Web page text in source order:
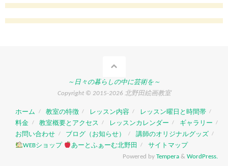
～日々の暮らしの中に芸術を～
Copyright © 2015-2026 北野田絵画教室
ホーム 教室の特徴 レッスン内容
レッスン曜日と時間帯
料金
教室概要とアクセス レッスンカレンダー
ギャラリー
お問い合わせ
ブログ（お知らせ）
講師のオリジナルグッズ
WEBショップ
あーとふぁーむ北野田
サイトマップ
Powered by Tempera & WordPress.